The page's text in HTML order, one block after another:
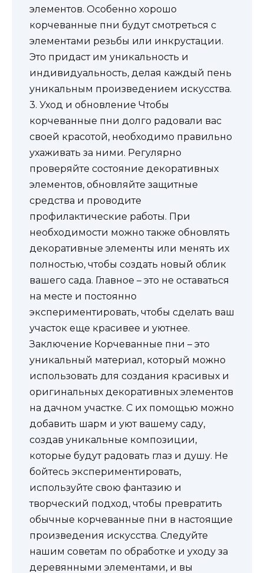
элементов. Особенно хорошо
корчеванные пни будут смотреться с
элементами резьбы или инкрустации.
Это придаст им уникальность и
индивидуальность, делая каждый пень
уникальным произведением искусства.
3. Уход и обновление Чтобы
корчеванные пни долго радовали вас
своей красотой, необходимо правильно
ухаживать за ними. Регулярно
проверяйте состояние декоративных
элементов, обновляйте защитные
средства и проводите
профилактические работы. При
необходимости можно также обновлять
декоративные элементы или менять их
полностью, чтобы создать новый облик
вашего сада. Главное – это не оставаться
на месте и постоянно
экспериментировать, чтобы сделать ваш
участок еще красивее и уютнее.
Заключение Корчеванные пни – это
уникальный материал, который можно
использовать для создания красивых и
оригинальных декоративных элементов
на дачном участке. С их помощью можно
добавить шарм и уют вашему саду,
создав уникальные композиции,
которые будут радовать глаз и душу. Не
бойтесь экспериментировать,
используйте свою фантазию и
творческий подход, чтобы превратить
обычные корчеванные пни в настоящие
произведения искусства. Следуйте
нашим советам по обработке и уходу за
деревянными элементами, и вы